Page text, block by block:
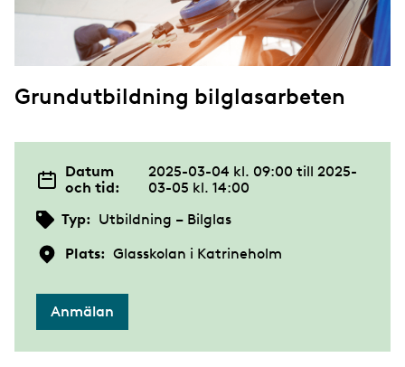
g
Grundutbildning bilglasarbeten
Datum
och tid:
2025-03-04 kl. 09:00 till2025-
03-05 kl. 14:00
Typ: Utbildning – Bilglas
Plats: Glasskolan i Katrineholm
Anmälan